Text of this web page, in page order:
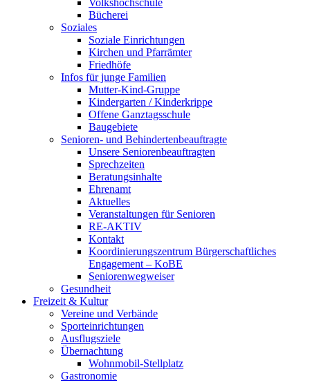
Volkshochschule
Bücherei
Soziales
Soziale Einrichtungen
Kirchen und Pfarrämter
Friedhöfe
Infos für junge Familien
Mutter-Kind-Gruppe
Kindergarten / Kinderkrippe
Offene Ganztagsschule
Baugebiete
Senioren- und Behindertenbeauftragte
Unsere Seniorenbeauftragten
Sprechzeiten
Beratungsinhalte
Ehrenamt
Aktuelles
Veranstaltungen für Senioren
RE-AKTIV
Kontakt
Koordinierungszentrum Bürgerschaftliches
Engagement – KoBE
Seniorenwegweiser
Gesundheit
Freizeit & Kultur
Vereine und Verbände
Sporteinrichtungen
Ausflugsziele
Übernachtung
Wohnmobil-Stellplatz
Gastronomie